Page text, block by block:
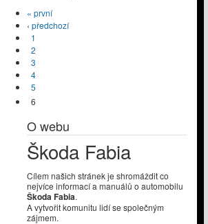
« první
‹ předchozí
1
2
3
4
5
6
O webu
Škoda Fabia
Cílem našich stránek je shromáždit co
nejvíce informací a manuálů o automobilu
Škoda Fabia.
A vytvořit komunitu lidí se společným
zájmem.